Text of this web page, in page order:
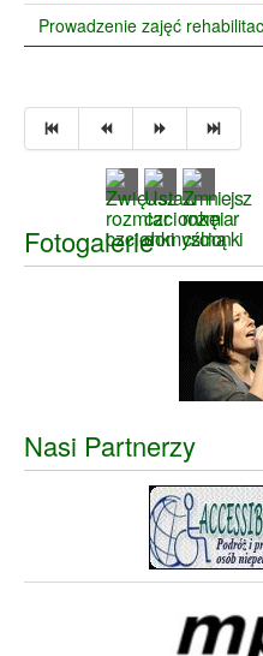
Prowadzenie zajęć
Fotogalerie
Nasi Partnerzy